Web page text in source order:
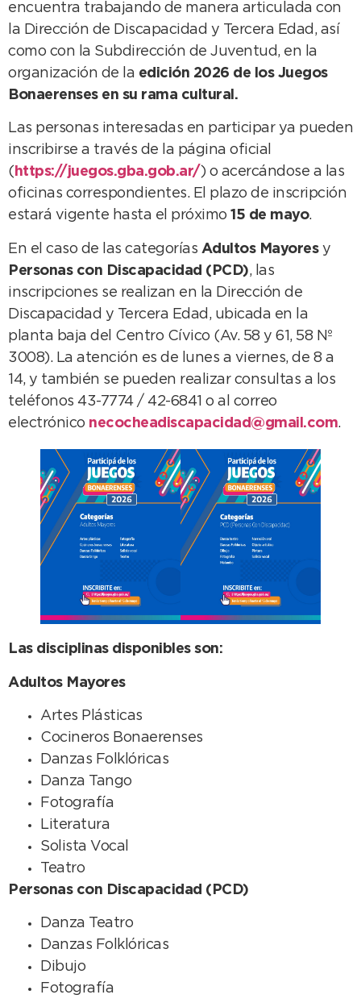
encuentra trabajando de manera articulada con
la Dirección de Discapacidad y Tercera Edad, así
como con la Subdirección de Juventud, en la
organización de la edición 2026 de los Juegos
Bonaerenses en su rama cultural.
Las personas interesadas en participar ya pueden
inscribirse a través de la página oficial
( https://juegos.gba.gob.ar/ ) o acercándose a las
oficinas correspondientes. El plazo de inscripción
estará vigente hasta el próximo 15 de mayo.
En el caso de las categorías Adultos Mayoresy
Personas con Discapacidad (PCD), las
inscripciones se realizan en la Dirección de
Discapacidad y Tercera Edad, ubicada en la
planta baja del Centro Cívico (Av. 58 y 61, 58 Nº
3008). La atención es de lunes a viernes, de 8 a
14, y también se pueden realizar consultas a los
teléfonos 43-7774 / 42-6841 o al correo
electrónico necocheadiscapacidad@gmail.com.
Las disciplinas disponibles son:
Adultos Mayores
Artes Plásticas
Cocineros Bonaerenses
Danzas Folklóricas
Danza Tango
Fotografía
Literatura
Solista Vocal
Teatro
Personas con Discapacidad (PCD)
Danza Teatro
Danzas Folklóricas
Dibujo
Fotografía